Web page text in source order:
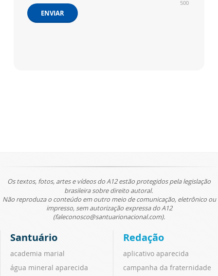
500
ENVIAR
Os textos, fotos, artes e vídeos do A12 estão protegidos pela legislação
brasileira sobre direito autoral.
Não reproduza o conteúdo em outro meio de comunicação, eletrônico ou
impresso, sem autorização expressa do A12
(faleconosco@santuarionacional.com).
Santuário
academia marial
água mineral aparecida
Redação
aplicativo aparecida
campanha da fraternidade